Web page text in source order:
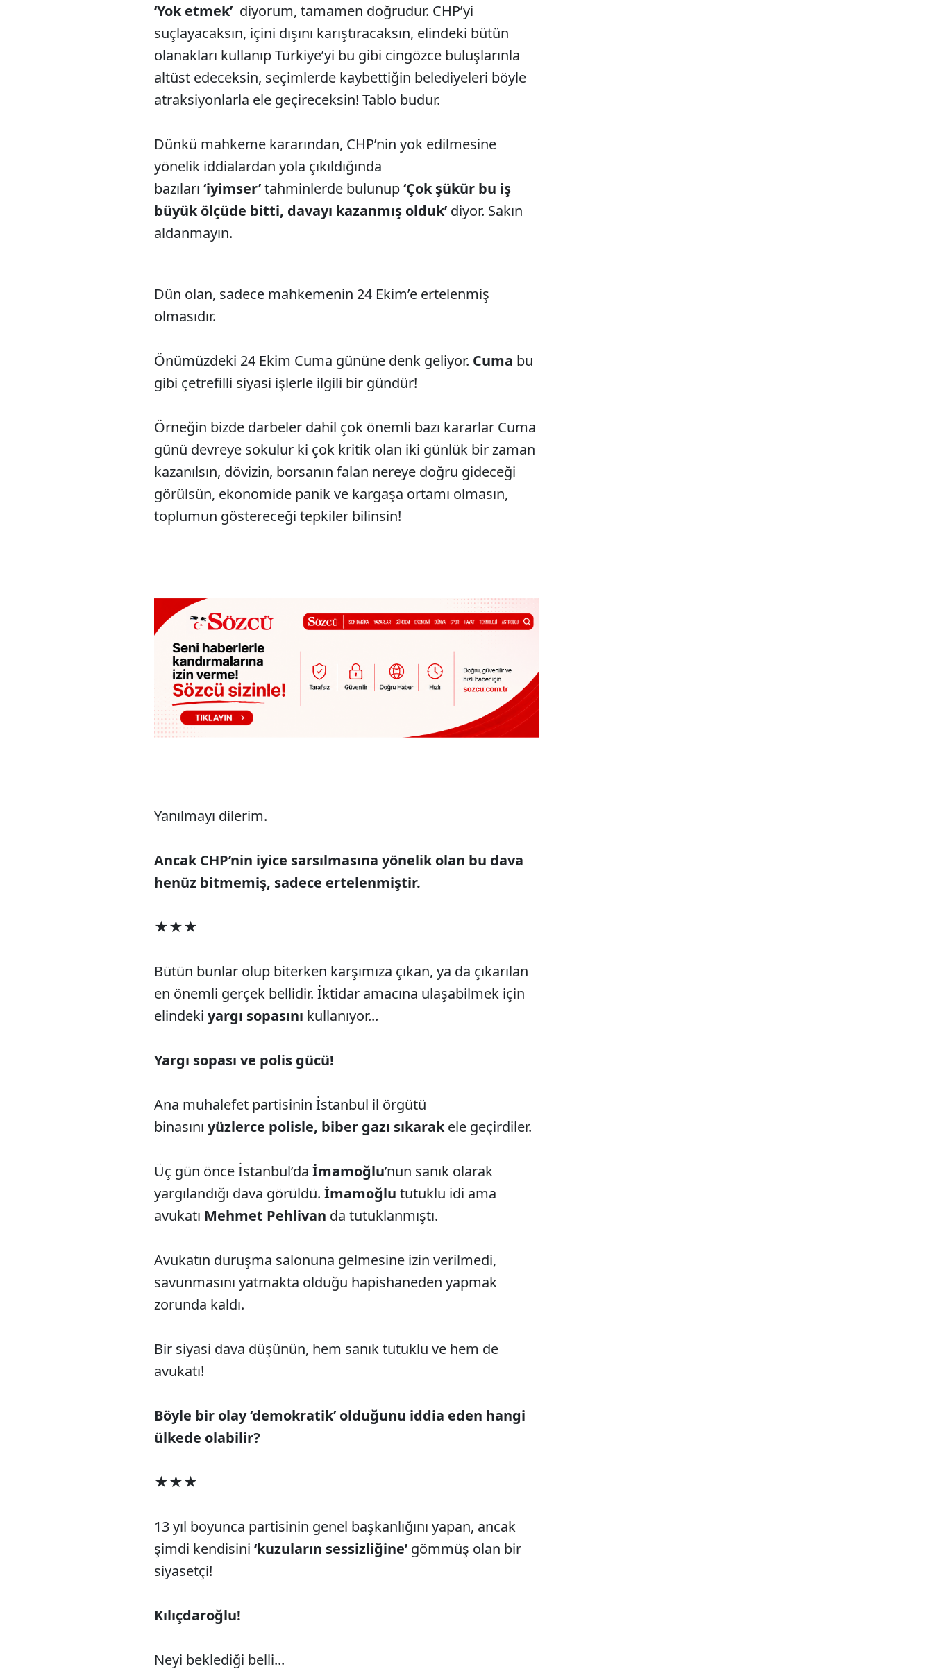
‘Yok etmek’ diyorum, tamamen doğrudur. CHP’yi
suçlayacaksın, içini dışını karıştıracaksın, elindeki bütün
olanakları kullanıp Türkiye’yi bu gibi cingözce buluşlarınla
altüst edeceksin, seçimlerde kaybettiğin belediyeleri böyle
atraksiyonlarla ele geçireceksin! Tablo budur.
Dünkü mahkeme kararından, CHP’nin yok edilmesine
yönelik iddialardan yola çıkıldığında
bazıları ‘iyimser’tahminlerde bulunup‘Çok şükür bu iş
büyük ölçüde bitti, davayı kazanmış olduk’ diyor. Sakın
aldanmayın.
Dün olan, sadece mahkemenin 24 Ekim’e ertelenmiş
olmasıdır.
Önümüzdeki 24 Ekim Cuma gününe denk geliyor. Cuma bu
gibi çetrefilli siyasi işlerle ilgili bir gündür!
Örneğin bizde darbeler dahil çok önemli bazı kararlar Cuma
günü devreye sokulur ki çok kritik olan iki günlük bir zaman
kazanılsın, dövizin, borsanın falan nereye doğru gideceği
görülsün, ekonomide panik ve kargaşa ortamı olmasın,
toplumun göstereceği tepkiler bilinsin!
Yanılmayı dilerim.
Ancak CHP’nin iyice sarsılmasına yönelik olan bu dava
henüz bitmemiş, sadece ertelenmiştir.
★★★
Bütün bunlar olup biterken karşımıza çıkan, ya da çıkarılan
en önemli gerçek bellidir. İktidar amacına ulaşabilmek için
elindeki yargı sopasını kullanıyor...
Yargı sopası ve polis gücü!
Ana muhalefet partisinin İstanbul il örgütü
binasını yüzlerce polisle, biber gazı sıkarakele geçirdiler.
Üç gün önce İstanbul’da İmamoğlu’nun sanık olarak
yargılandığı dava görüldü. İmamoğlu tutuklu idi ama
avukatı Mehmet Pehlivan da tutuklanmıştı.
Avukatın duruşma salonuna gelmesine izin verilmedi,
savunmasını yatmakta olduğu hapishaneden yapmak
zorunda kaldı.
Bir siyasi dava düşünün, hem sanık tutuklu ve hem de
avukatı!
Böyle bir olay ‘demokratik’ olduğunu iddia eden hangi
ülkede olabilir?
★★★
13 yıl boyunca partisinin genel başkanlığını yapan, ancak
şimdi kendisini ‘kuzuların sessizliğine’ gömmüş olan bir
siyasetçi!
Kılıçdaroğlu!
Neyi beklediği belli...